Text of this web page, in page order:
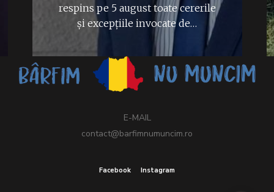
respins pe 5 august toate cererile
și excepțiile invocate de…
E-MAIL
contact@barfimnumuncim.ro
Facebook Instagram